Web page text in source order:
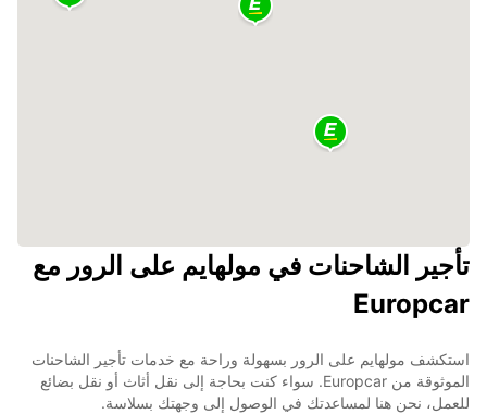
تأجير الشاحنات في مولهايم على الرور مع
Europcar
استكشف مولهايم على الرور بسهولة وراحة مع خدمات تأجير الشاحنات
الموثوقة من Europcar. سواء كنت بحاجة إلى نقل أثاث أو نقل بضائع
للعمل، نحن هنا لمساعدتك في الوصول إلى وجهتك بسلاسة.